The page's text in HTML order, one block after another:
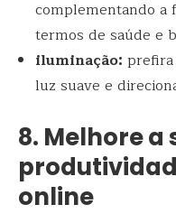
complementando a
termos de saúde e
iluminação: prefira
luz suave e
8. Melhore a
online